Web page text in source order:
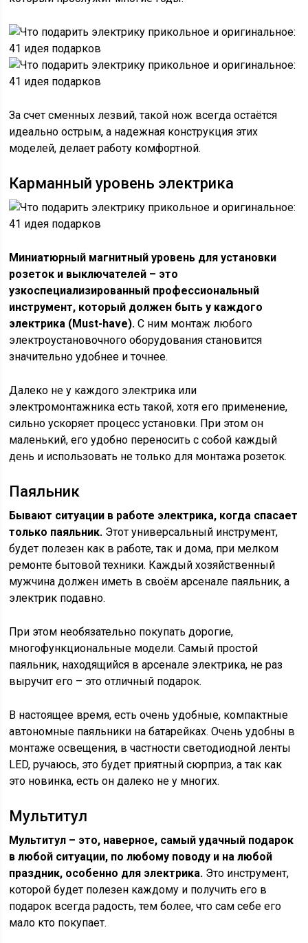
За счет сменных лезвий, такой нож всегда остаётся
идеально острым, а надежная конструкция этих
моделей, делает работу комфортной.
Карманный уровень электрика
Миниатюрный магнитный уровень для установки
розеток и выключателей – это
узкоспециализированный профессиональный
инструмент, который должен быть у каждого
электрика (Must-have). С ним монтаж любого
электроустановочного оборудования становится
значительно удобнее и точнее.
Далеко не у каждого электрика или
электромонтажника есть такой, хотя его применение,
сильно ускоряет процесс установки. При этом он
маленький, его удобно переносить с собой каждый
день и использовать не только для монтажа розеток.
Паяльник
Бывают ситуации в работе электрика, когда спасает
только паяльник. Этот универсальный инструмент,
будет полезен как в работе, так и дома, при мелком
ремонте бытовой техники. Каждый хозяйственный
мужчина должен иметь в своём арсенале паяльник, а
электрик подавно.
При этом необязательно покупать дорогие,
многофункциональные модели. Самый простой
паяльник, находящийся в арсенале электрика, не раз
выручит его – это отличный подарок.
В настоящее время, есть очень удобные, компактные
автономные паяльники на батарейках. Очень удобны в
монтаже освещения, в частности светодиодной ленты
LED, ручаюсь, это будет приятный сюрприз, а так как
это новинка, есть он далеко не у многих.
Мультитул
Мультитул – это, наверное, самый удачный подарок
в любой ситуации, по любому поводу и на любой
праздник, особенно для электрика. Это инструмент,
которой будет полезен каждому и получить его в
подарок всегда радость, тем более, что сам себе его
мало кто покупает.